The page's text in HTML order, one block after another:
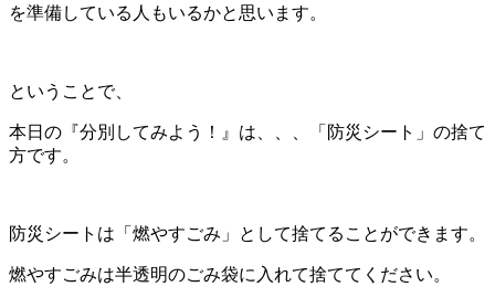
を準備している人もいるかと思います。
ということで、
本日の『分別してみよう！』は、、、「防災シート」の捨て
方です。
防災シートは「燃やすごみ」として捨てることができます。
燃やすごみは半透明のごみ袋に入れて捨ててください。